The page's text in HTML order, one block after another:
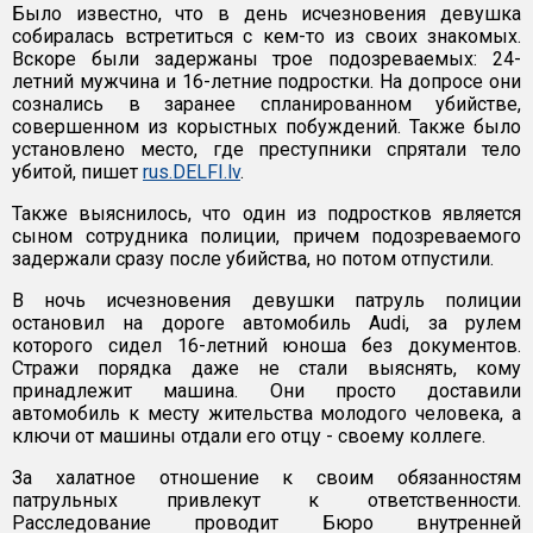
Было известно, что в день исчезновения девушка
собиралась встретиться с кем-то из своих знакомых.
Вскоре были задержаны трое подозреваемых: 24-
летний мужчина и 16-летние подростки. На допросе они
сознались в заранее спланированном убийстве,
совершенном из корыстных побуждений. Также было
установлено место, где преступники спрятали тело
убитой, пишет rus.DELFI.lv.
Также выяснилось, что один из подростков является
сыном сотрудника полиции, причем подозреваемого
задержали сразу после убийства, но потом отпустили.
В ночь исчезновения девушки патруль полиции
остановил на дороге автомобиль Audi, за рулем
которого сидел 16-летний юноша без документов.
Стражи порядка даже не стали выяснять, кому
принадлежит машина. Они просто доставили
автомобиль к месту жительства молодого человека, а
ключи от машины отдали его отцу - своему коллеге.
За халатное отношение к своим обязанностям
патрульных привлекут к ответственности.
Расследование проводит Бюро внутренней